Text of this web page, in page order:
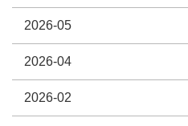
2026-05
2026-04
2026-02